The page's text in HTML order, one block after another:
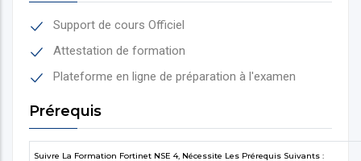
Support de cours Officiel
Attestation de formation
Plateforme en ligne de préparation à l'examen
Prérequis
Suivre La Formation Fortinet NSE 4, Nécessite Les Prérequis Suivants :